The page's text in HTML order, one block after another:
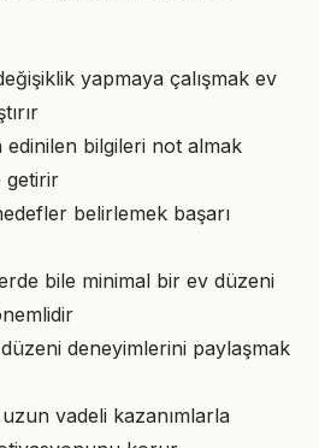
yapmaya çalışmak ev
bilgileri not almak
getirir
belirlemek başarı
bile minimal bir ev düzeni
deneyimlerini paylaşmak
vadeli kazanımlarla